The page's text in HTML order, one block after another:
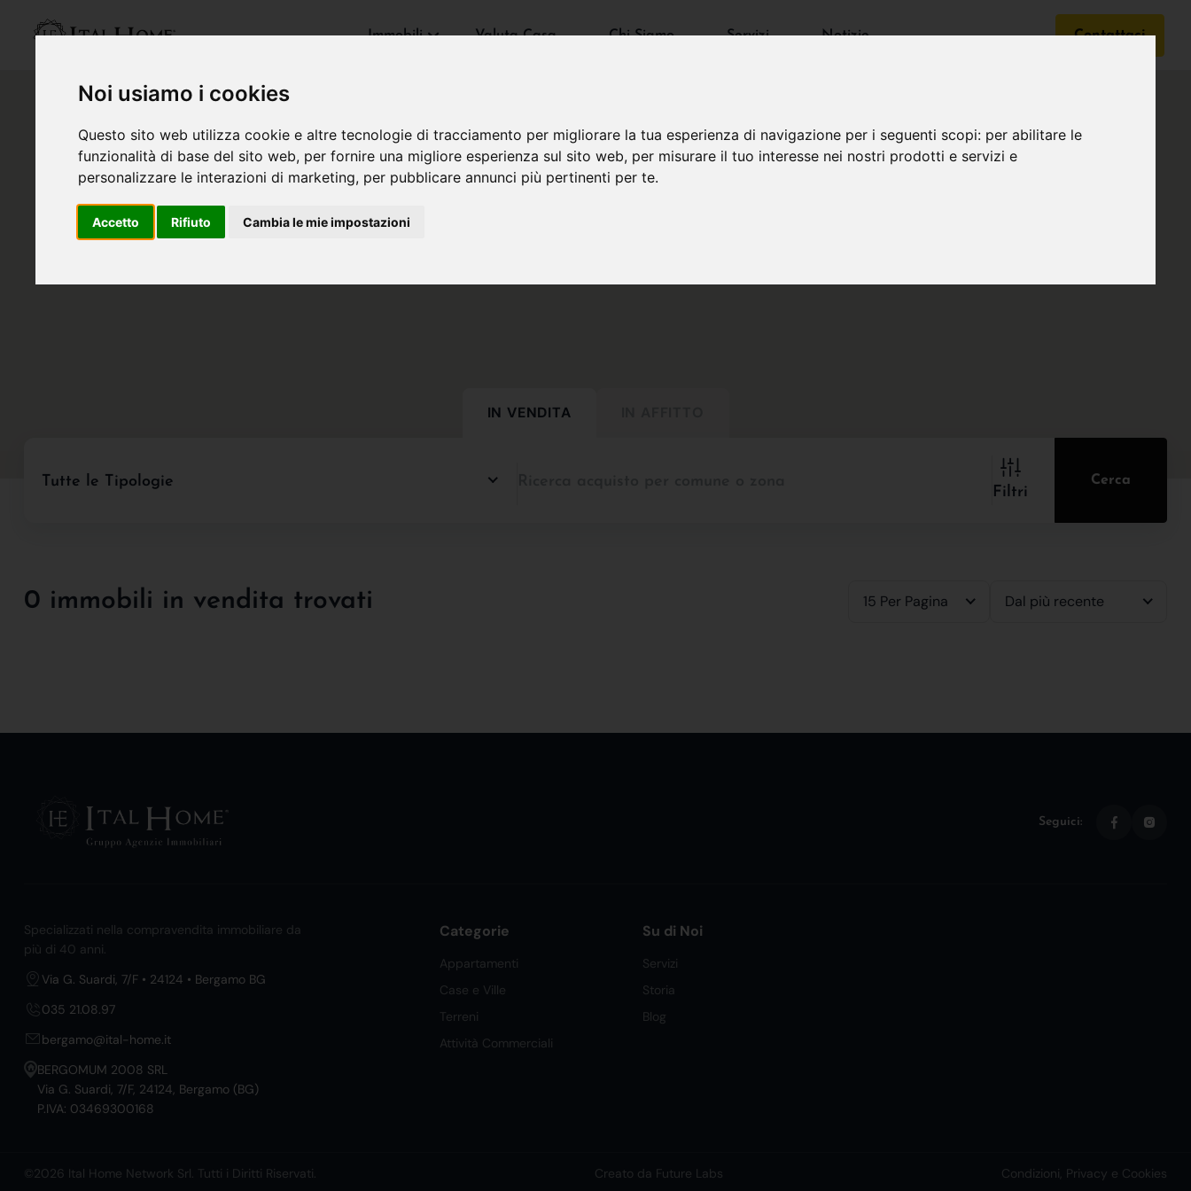
Noi usiamo i cookies
Questo sito web utilizza cookie e altre tecnologie di tracciamento per migliorare la tua esperienza di navigazione per i seguenti scopi: per abilitare le
funzionalità di base del sito web, per fornire una migliore esperienza sul sito web, per misurare il tuo interesse nei nostri prodotti e servizi e
personalizzare le interazioni di marketing, per pubblicare annunci più pertinenti per te.
Accetto Rifiuto Cambia le mie impostazioni
Immobili Valuta Casa Chi Siamo Servizi Notizie Contattaci
IN VENDITA
Tutte le Tipologie
Filtri
Cerca
0 immobili in vendita trovati 15 Per Pagina Dal più recente
Seguici:
Specializzati nella compravendita immobiliare da
più di 40 anni.
Via G. Suardi, 7/F • 24124 • Bergamo BG
035 21.08.97
bergamo@ital-home.it
BERGOMUM 2008 SRL
Via G. Suardi, 7/F, 24124, Bergamo (BG)
P.IVA: 03469300168
Categorie
Appartamenti
Case e Ville
Terreni
Attività Commerciali
Su di Noi
Servizi
Storia
Blog
©2026 Ital Home Network Srl. Tutti i Diritti Riservati. Creato da Future Labs Condizioni, Privacy e Cookies